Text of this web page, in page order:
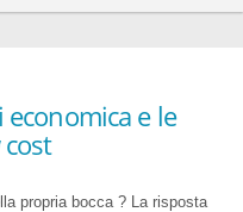
e le
propria bocca ? La risposta